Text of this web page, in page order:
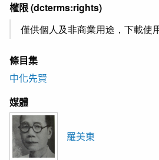
權限(dcterms:rights)
僅供個人及非商業用途，下載使
條目集
中化先賢
媒體
羅美東